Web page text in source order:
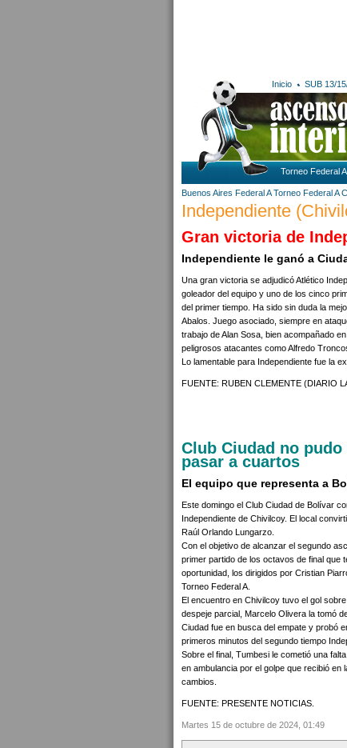
Inicio SUB 13/
Torneo Federal A
Buenos Aires Federal A Torneo Federal A
Independiente
Gran victoria de
Independiente le ganó a
Una gran victoria se adjudicó Atlético
goleador del equipo y uno de los cinco
del primer tiempo. Ha sido sin duda la
Abalos. Juego asociado, siempre en
trabajo de Alan Sosa, bien acompañado
peligrosos atacantes como Alfredo
Lo lamentable para Independiente fue la
FUENTE: RUBEN CLEMENTE (DIARIO
Club Ciudad no
pasar a cuartos
El equipo que representa a
Este domingo el Club Ciudad de Bolívar
Independiente de Chivilcoy. El local
Raúl Orlando Lungarzo.
Con el objetivo de alcanzar el segundo
primer partido de los octavos de final que
oportunidad, los dirigidos por Cristian
Torneo Federal A.
El encuentro en Chivilcoy tuvo el gol
despeje parcial, Marcelo Olivera la tomó
Ciudad fue en busca del empate y probó
primeros minutos del segundo tiempo
Sobre el final, Tumbesi le cometió una
en ambulancia por el golpe que recibió
cambios.
FUENTE: PRESENTE NOTICIAS.
Martes 15 de octubre de 2024, 01:49